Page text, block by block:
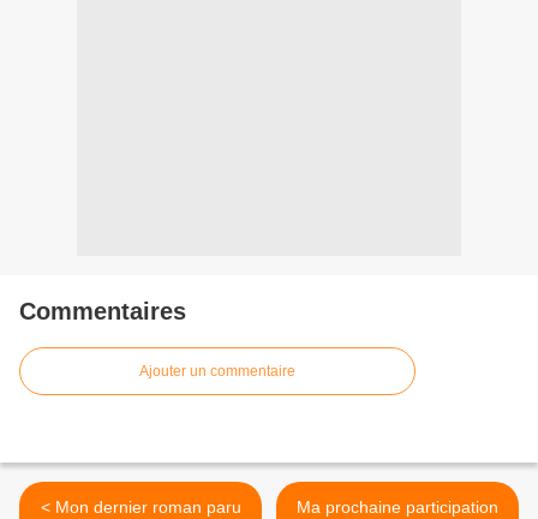
Commentaires
Ajouter un commentaire
< Mon dernier roman paru
Ma prochaine participation